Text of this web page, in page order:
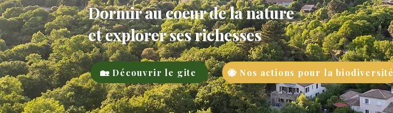
Dormir au coeur de la nature
et explorer ses richesses
🏡 Découvrir le gite 🐝 Nos actions pour la biodiversité